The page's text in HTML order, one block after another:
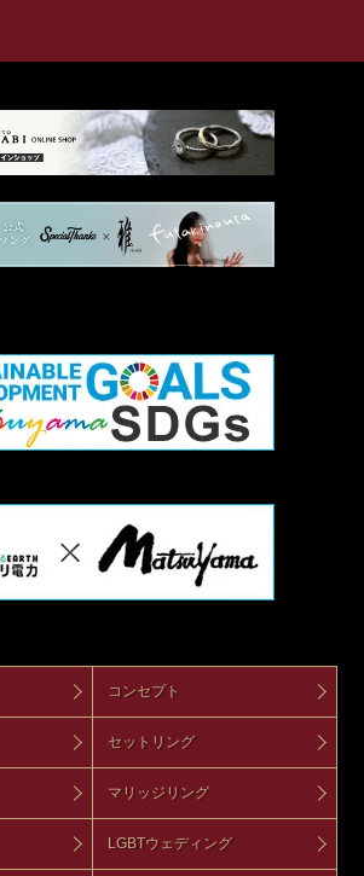
コンセプト
セットリング
マリッジリング
LGBTウェディング